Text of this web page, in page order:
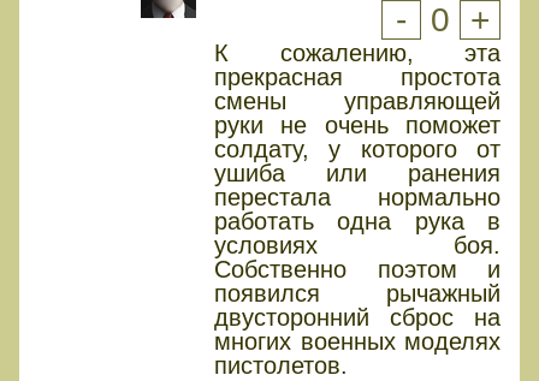
- 0 +
К сожалению, эта
прекрасная простота
смены управляющей
руки не очень поможет
солдату, у которого от
ушиба или ранения
перестала нормально
работать одна рука в
условиях боя.
Собственно поэтом и
появился рычажный
двусторонний сброс на
многих военных моделях
пистолетов.